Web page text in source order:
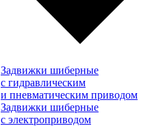
Задвижки шиберные
с гидравлическим
и пневматическим приводом
Задвижки шиберные
с электроприводом